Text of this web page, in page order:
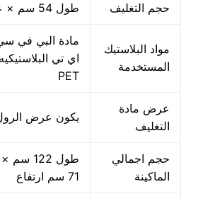
حجم التغليف طول 54 سم × عرض 39 سم
مواد البلاستيك
المستخدمة
مادة البي في
PET
عرض مادة
التغليف
يكون عرض الرول
حجم اجمالي
الماكينة
71 سم ارتفاع